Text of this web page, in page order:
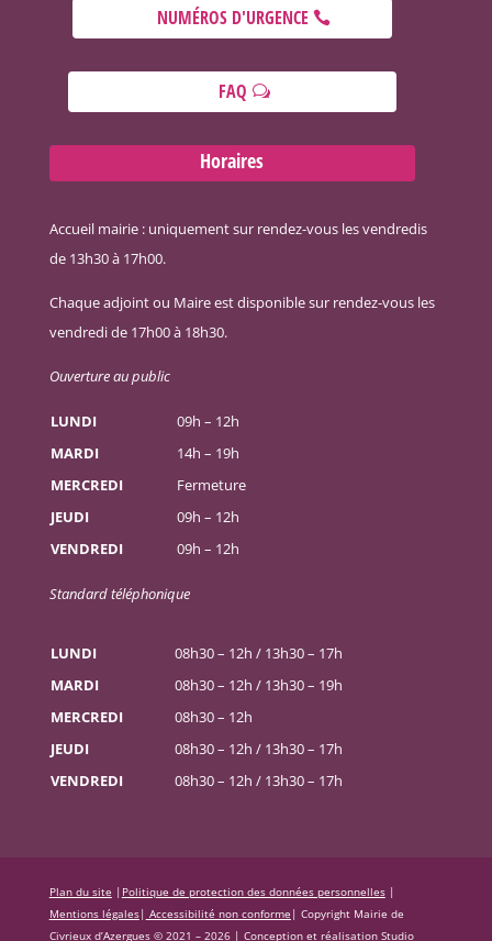
NUMÉROS D'URGENCE
FAQ
Horaires
Accueil mairie : uniquement sur rendez-vous les vendredis
de 13h30 à 17h00.
Chaque adjoint ou Maire est disponible sur rendez-vous les
vendredi de 17h00 à 18h30.
Ouverture au public
LUNDI
09h – 12h
MARDI
14h – 19h
MERCREDI
Fermeture
JEUDI
09h – 12h
VENDREDI
09h – 12h
Standard téléphonique
LUNDI
08h30 – 12h / 13h30 – 17h
MARDI
08h30 – 12h / 13h30 – 19h
MERCREDI
08h30 – 12h
JEUDI
08h30 – 12h / 13h30 – 17h
VENDREDI
08h30 – 12h / 13h30 – 17h
Plan du site | Politique de protection des données personnelles|
Mentions légales| Accessibilité non conforme | Copyright Mairie de
Civrieux d’Azergues © 2021 – 2026 | Conception et réalisation Studio